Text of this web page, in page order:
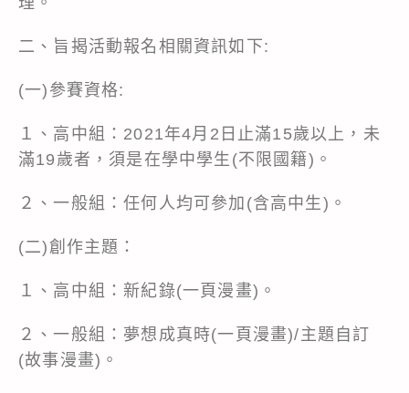
二、旨揭活動報名相關資訊如下:
(一)參賽資格:
１、高中組：2021年4月2日止滿15歲以上，未
滿19歲者，須是在學中學生(不限國籍)。
２、一般組：任何人均可參加(含高中生)。
(二)創作主題：
１、高中組：新紀錄(一頁漫畫)。
２、一般組：夢想成真時(一頁漫畫)/主題自訂
(故事漫畫)。